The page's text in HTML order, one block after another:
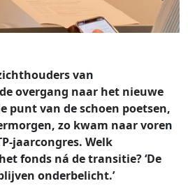
van
overgang naar het nieuwe
punt van de schoen poetsen,
zo kwam naar voren
jaarcongres. Welk
fonds ná de transitie? ‘De
onderbelicht.’